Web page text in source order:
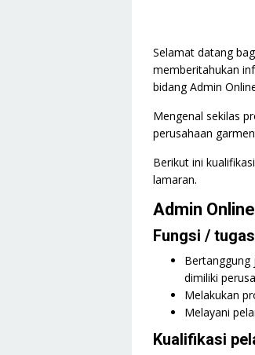
Selamat datang
memberitahukan
bidang Admin
Mengenal sekilas
perusahaan
Berikut ini
lamaran.
Admin
Fungsi /
Bertanggung
dimiliki
Melakukan
Melayani
Kualifikasi